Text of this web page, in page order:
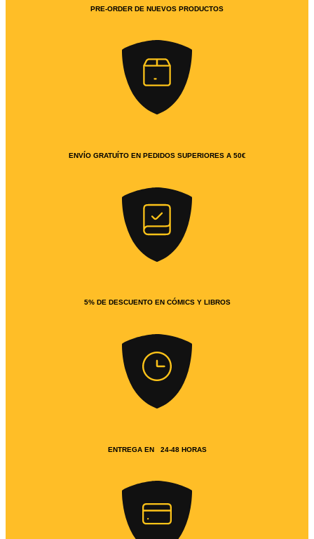
PRE-ORDER DE NUEVOS PRODUCTOS
ENVÍO GRATUÍTO EN PEDIDOS SUPERIORES A 50€
5% DE DESCUENTO EN CÓMICS Y LIBROS
ENTREGA EN 24-48 HORAS